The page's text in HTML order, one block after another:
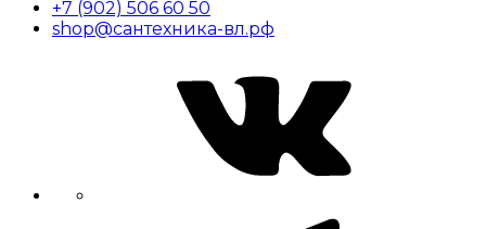
+7 (902) 506 60 50
shop@сантехника-вл.рф